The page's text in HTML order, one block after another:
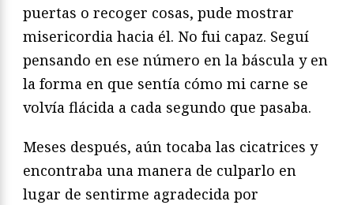
puertas o recoger cosas, pude mostrar
misericordia hacia él. No fui capaz. Seguí
pensando en ese número en la báscula y en
la forma en que sentía cómo mi carne se
volvía flácida a cada segundo que pasaba.
Meses después, aún tocaba las cicatrices y
encontraba una manera de culparlo en
lugar de sentirme agradecida por